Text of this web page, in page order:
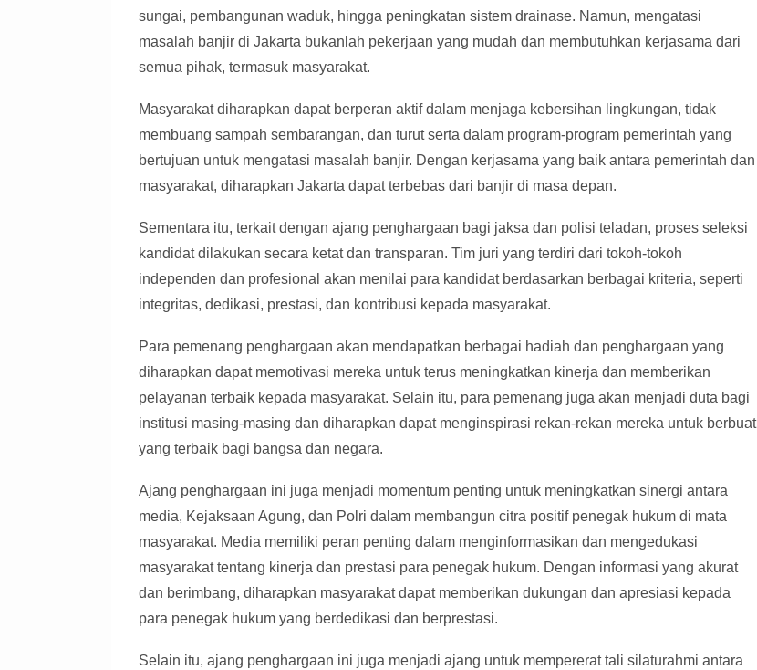
sungai, pembangunan waduk, hingga peningkatan sistem drainase. Namun, mengatasi
masalah banjir di Jakarta bukanlah pekerjaan yang mudah dan membutuhkan kerjasama dari
semua pihak, termasuk masyarakat.
Masyarakat diharapkan dapat berperan aktif dalam menjaga kebersihan lingkungan, tidak
membuang sampah sembarangan, dan turut serta dalam program-program pemerintah yang
bertujuan untuk mengatasi masalah banjir. Dengan kerjasama yang baik antara pemerintah dan
masyarakat, diharapkan Jakarta dapat terbebas dari banjir di masa depan.
Sementara itu, terkait dengan ajang penghargaan bagi jaksa dan polisi teladan, proses seleksi
kandidat dilakukan secara ketat dan transparan. Tim juri yang terdiri dari tokoh-tokoh
independen dan profesional akan menilai para kandidat berdasarkan berbagai kriteria, seperti
integritas, dedikasi, prestasi, dan kontribusi kepada masyarakat.
Para pemenang penghargaan akan mendapatkan berbagai hadiah dan penghargaan yang
diharapkan dapat memotivasi mereka untuk terus meningkatkan kinerja dan memberikan
pelayanan terbaik kepada masyarakat. Selain itu, para pemenang juga akan menjadi duta bagi
institusi masing-masing dan diharapkan dapat menginspirasi rekan-rekan mereka untuk berbuat
yang terbaik bagi bangsa dan negara.
Ajang penghargaan ini juga menjadi momentum penting untuk meningkatkan sinergi antara
media, Kejaksaan Agung, dan Polri dalam membangun citra positif penegak hukum di mata
masyarakat. Media memiliki peran penting dalam menginformasikan dan mengedukasi
masyarakat tentang kinerja dan prestasi para penegak hukum. Dengan informasi yang akurat
dan berimbang, diharapkan masyarakat dapat memberikan dukungan dan apresiasi kepada
para penegak hukum yang berdedikasi dan berprestasi.
Selain itu, ajang penghargaan ini juga menjadi ajang untuk mempererat tali silaturahmi antara